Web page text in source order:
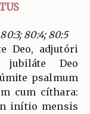
80:4; 80:5
Deo, adjutóri
jubiláte Deo
psalmum
cum cíthara:
inítio mensis